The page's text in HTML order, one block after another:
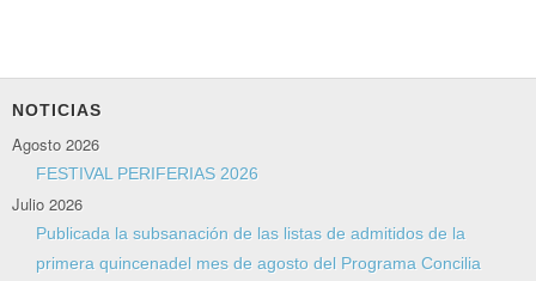
NOTICIAS
Agosto 2026
FESTIVAL PERIFERIAS 2026
Julio 2026
Publicada la subsanación de las listas de admitidos de la
primera quincenadel mes de agosto del Programa Concilia